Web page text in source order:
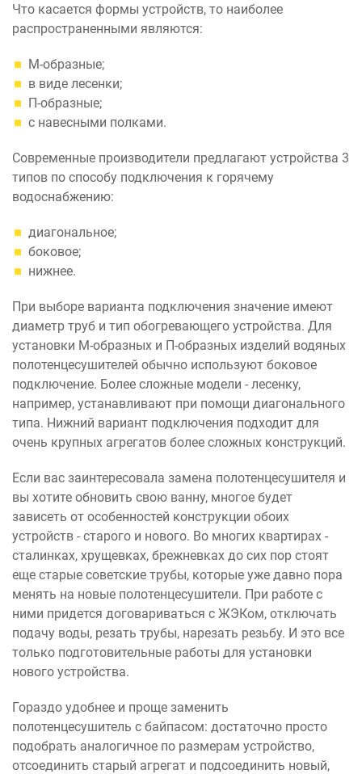
Что касается формы устройств, то наиболее
распространенными являются:
М-образные;
в виде лесенки;
П-образные;
с навесными полками.
Современные производители предлагают устройства 3
типов по способу подключения к горячему
водоснабжению:
диагональное;
боковое;
нижнее.
При выборе варианта подключения значение имеют
диаметр труб и тип обогревающего устройства. Для
установки М-образных и П-образных изделий водяных
полотенцесушителей обычно используют боковое
подключение. Более сложные модели - лесенку,
например, устанавливают при помощи диагонального
типа. Нижний вариант подключения подходит для
очень крупных агрегатов более сложных конструкций.
Если вас заинтересовала замена полотенцесушителя и
вы хотите обновить свою ванну, многое будет
зависеть от особенностей конструкции обоих
устройств - старого и нового. Во многих квартирах -
сталинках, хрущевках, брежневках до сих пор стоят
еще старые советские трубы, которые уже давно пора
менять на новые полотенцесушители. При работе с
ними придется договариваться с ЖЭКом, отключать
подачу воды, резать трубы, нарезать резьбу. И это все
только подготовительные работы для установки
нового устройства.
Гораздо удобнее и проще заменить
полотенцесушитель с байпасом: достаточно просто
подобрать аналогичное по размерам устройство,
отсоединить старый агрегат и подсоединить новый,